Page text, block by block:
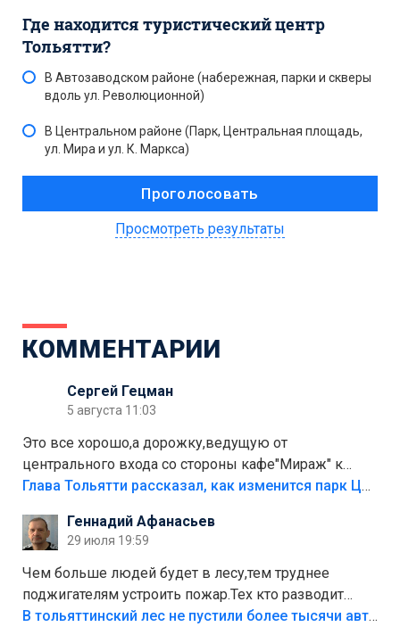
Где находится туристический центр
Тольятти?
В Автозаводском районе (набережная, парки и скверы
вдоль ул. Революционной)
В Центральном районе (Парк, Центральная площадь,
ул. Мира и ул. К. Маркса)
Просмотреть результаты
КОММЕНТАРИИ
Сергей Гецман
5 августа 11:03
Это все хорошо,а дорожку,ведущую от
центрального входа со стороны кафе"Мираж" к
аттракционам слабо доделать?А то бордюры
лежала в парке и испортилась.Да еще,видимо,часть
украли.
Глава Тольятти рассказал, как изменится парк Центрального района
Геннадий Афанасьев
29 июля 19:59
Чем больше людей будет в лесу,тем труднее
поджигателям устроить пожар.Тех кто разводит
костры,тех надо безбожно штрафовать.Камер полно
В тольяттинский лес не пустили более тысячи автомобилей